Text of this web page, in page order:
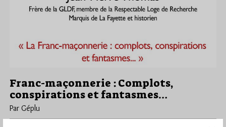
Franc-maçonnerie : Complots,
conspirations et fantasmes…
Par Géplu